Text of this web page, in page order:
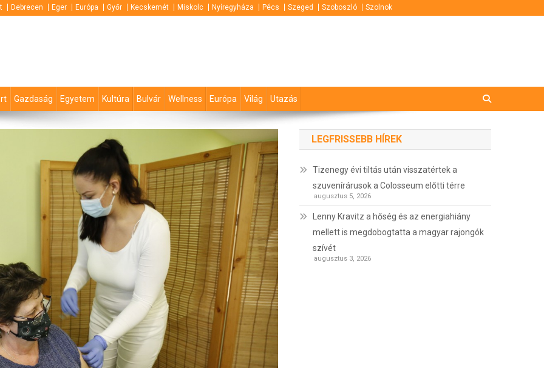
Debrecen Eger Európa Győr Kecskemét Miskolc Nyíregyháza Pécs Szeged Szoboszló Szolnok
Gazdaság Egyetem Kultúra Bulvár Wellness Európa Világ Utazás
LEGFRISSEBB HÍREK
Tizenegy évi tiltás után visszatértek a
szuvenírárusok a Colosseum előtti térre
augusztus 5, 2026
Lenny Kravitz a hőség és az energiahiány
mellett is megdobogtatta a magyar rajongók
szívét
augusztus 3, 2026